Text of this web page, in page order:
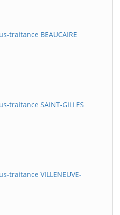
traitance BEAUCAIRE
traitance SAINT-GILLES
traitance VILLENEUVE-